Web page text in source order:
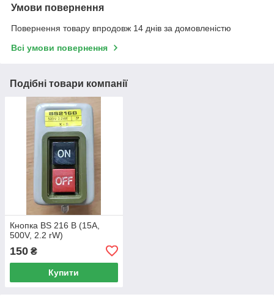
Умови повернення
Повернення товару впродовж 14 днів за домовленістю
Всі умови повернення
Подібні товари компанії
Кнопка BS 216 B (15A,
500V, 2.2 rW)
150 ₴
Купити